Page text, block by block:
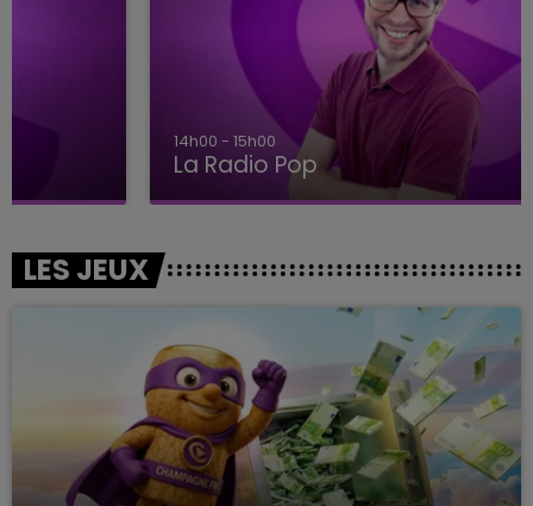
La Radio Pop
LES JEUX